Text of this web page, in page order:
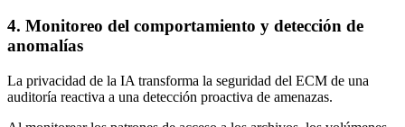
4. Monitoreo del comportamiento y detección de
anomalías
La privacidad de la IA transforma la seguridad del ECM de una
auditoría reactiva a una detección proactiva de amenazas.